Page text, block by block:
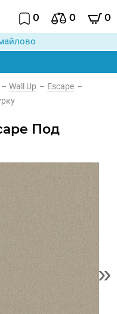
0 0 0
– Wall Up – Escape –
Под
»